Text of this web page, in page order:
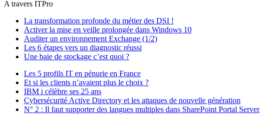
A travers ITPro
La transformation profonde du métier des DSI !
Activer la mise en veille prolongée dans Windows 10
Auditer un environnement Exchange (1/2)
Les 6 étapes vers un diagnostic réussi
Une baie de stockage c’est quoi ?
Les 5 profils IT en pénurie en France
Et si les clients n’avaient plus le choix ?
IBM i célèbre ses 25 ans
Cybersécurité Active Directory et les attaques de nouvelle génération
N° 2 : Il faut supporter des langues multiples dans SharePoint Portal Server